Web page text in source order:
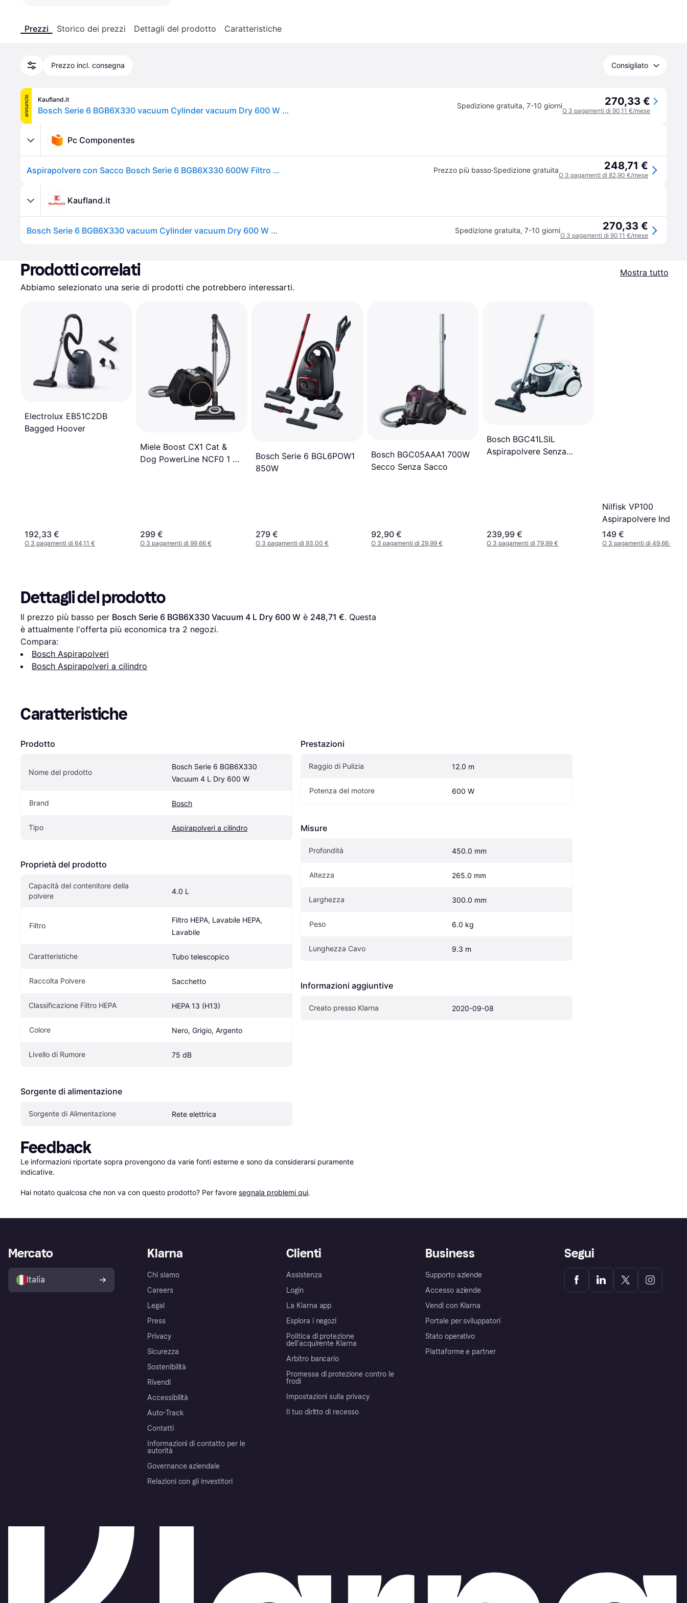
Prezzi Storico dei prezzi Dettagli del prodotto Caratteristiche
Prezzo incl. consegna Consigliato
annuncio Kaufland.it
Bosch Serie 6 BGB6X330 vacuum Cylinder vacuum Dry 600 W Dust bag Spedizione gratuita, 7-10 giorni 270,33 €
O 3 pagamenti di 90,11 €/mese
Pc Componentes
Aspirapolvere con Sacco Bosch Serie 6 BGB6X330 600W Filtro HEPA 4L Grandi Superfici Prezzo più basso·Spedizione gratuita 248,71 €
O 3 pagamenti di 82,90 €/mese
Kaufland.it
Bosch Serie 6 BGB6X330 vacuum Cylinder vacuum Dry 600 W Dust bag Spedizione gratuita, 7-10 giorni 270,33 €
O 3 pagamenti di 90,11 €/mese
Prodotti correlati
Mostra tutto
Abbiamo selezionato una serie di prodotti che potrebbero interessarti.
Electrolux EB51C2DB
Bagged Hoover
192,33 €
O 3 pagamenti di 64,11 €
Miele Boost CX1 Cat &
Dog PowerLine NCF0 1 L
299 €
O 3 pagamenti di 99,66 €
Bosch Serie 6 BGL6POW1
850W
279 €
O 3 pagamenti di 93,00 €
Bosch BGC05AAA1 700W
Secco Senza Sacco
92,90 €
O 3 pagamenti di 29,99 €
Bosch BGC41LSIL
Aspirapolvere Senza
239,99 €
O 3 pagamenti di 79,99 €
Nilfisk VP100
Aspirapolvere
1000 W
149 €
O 3 pagamenti di 49,66 €
Dettagli del prodotto
Il prezzo più basso per Bosch Serie 6 BGB6X330 Vacuum 4 L Dry 600 W è 248,71 €. Questa
è attualmente l'offerta più economica tra 2 negozi.
Compara:
Bosch Aspirapolveri
Bosch Aspirapolveri a cilindro
Caratteristiche
Prodotto
Nome del prodotto
Bosch Serie 6 BGB6X330
Vacuum 4 L Dry 600 W
Brand Bosch
Tipo Aspirapolveri a cilindro
Proprietà del prodotto
Capacità del contenitore della
polvere
4.0 L
Filtro
Filtro HEPA, Lavabile HEPA,
Lavabile
Caratteristiche Tubo telescopico
Raccolta Polvere Sacchetto
Classificazione Filtro HEPA HEPA 13 (H13)
Colore Nero, Grigio, Argento
Livello di Rumore 75 dB
Sorgente di alimentazione
Sorgente di Alimentazione Rete elettrica
Prestazioni
Raggio di Pulizia 12.0 m
Potenza del motore 600 W
Misure
Profondità 450.0 mm
Altezza 265.0 mm
Larghezza 300.0 mm
Peso 6.0 kg
Lunghezza Cavo 9.3 m
Informazioni aggiuntive
Creato presso Klarna 2020-09-08
Feedback
Le informazioni riportate sopra provengono da varie fonti esterne e sono da considerarsi puramente
indicative.
Hai notato qualcosa che non va con questo prodotto? Per favore segnala problemi qui.
Klarna
Chi siamo
Careers
Legal
Press
Privacy
Sicurezza
Sostenibilità
Rivendi
Accessibilità
Auto-Track
Contatti
Informazioni di contatto per le
autorità
Governance aziendale
Relazioni con gli investitori
Clienti
Assistenza
Login
La Klarna app
Esplora i negozi
Politica di protezione
dell'acquirente Klarna
Arbitro bancario
Promessa di protezione contro le
frodi
Impostazioni sulla privacy
Il tuo diritto di recesso
Business
Supporto aziende
Accesso aziende
Vendi con Klarna
Portale per sviluppatori
Stato operativo
Piattaforme e partner
Mercato
Italia
Segui